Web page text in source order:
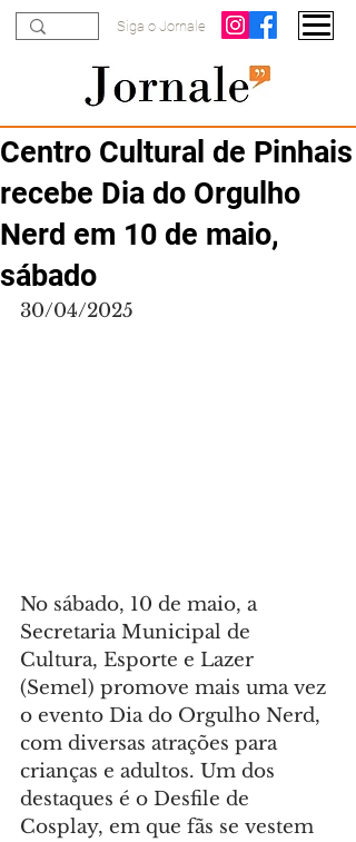
Siga o Jornale
Centro Cultural de Pinhais
recebe Dia do Orgulho
Nerd em 10 de maio,
sábado
30/04/2025
No sábado, 10 de maio, a
Secretaria Municipal de
Cultura, Esporte e Lazer
(Semel) promove mais uma vez
o evento Dia do Orgulho Nerd,
com diversas atrações para
crianças e adultos. Um dos
destaques é o Desfile de
Cosplay, em que fãs se vestem